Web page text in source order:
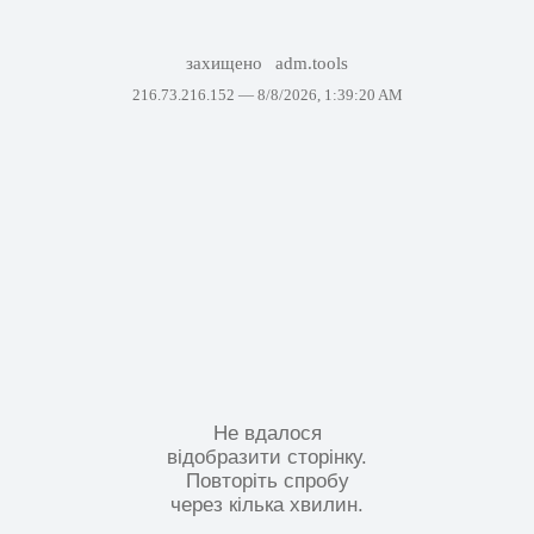
захищено adm.tools
216.73.216.152 — 8/8/2026, 1:39:20 AM
Не вдалося
відобразити сторінку.
Повторіть спробу
через кілька хвилин.